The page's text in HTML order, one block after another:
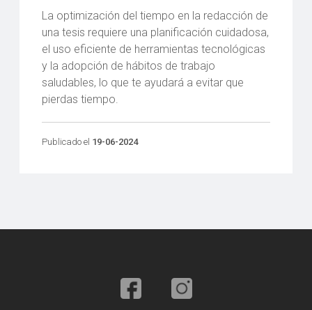
La optimización del tiempo en la redacción de
una tesis requiere una planificación cuidadosa,
el uso eficiente de herramientas tecnológicas
y la adopción de hábitos de trabajo
saludables, lo que te ayudará a evitar que
pierdas tiempo.
Publicado el 19-06-2024